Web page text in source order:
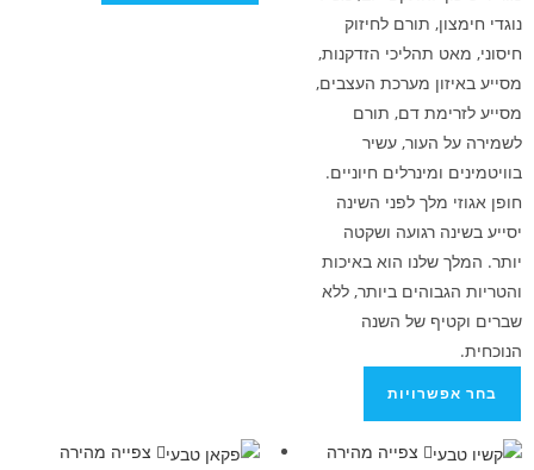
תורם לחיזוק
תהליכי הזדקנות,
מערכת העצבים,
דם, תורם
העור, עשיר
ומינרלים חיוניים.
מלך לפני השינה
רגועה ושקטה
שלנו הוא באיכות
ביותר, ללא
של השנה
צפייה מהירה
צפייה מהירה